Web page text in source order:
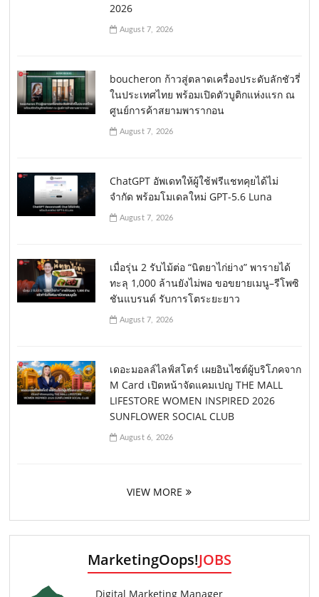
2026
August 7, 2026
boucheron ก้าวสู่ตลาดเครื่องประดับลักชัวรี่
ในประเทศไทย พร้อมเปิดตัวบูติกแห่งแรก ณ
ศูนย์การค้าสยามพารากอน
August 7, 2026
ChatGPT อัพเดทให้ผู้ใช้ฟรีแชทคุยได้ไม่
จำกัด พร้อมโมเดลใหม่ GPT-5.6 Luna
August 7, 2026
เมื่อรุ่น 2 รับไม้ต่อ “นิตยาไก่ย่าง” พารายได้
ทะลุ 1,000 ล้านยังไม่พอ ขอขยายเมนู–รีโพซิ
ชันแบรนด์ รับการโตระยะยาว
August 7, 2026
เดอะมอลล์ไลฟ์สโตร์ เผยอินไซต์ผู้บริโภคจาก
M Card เปิดหน้าจัดแคมเปญ THE MALL
LIFESTORE WOMEN INSPIRED 2026
SUNFLOWER SOCIAL CLUB
August 6, 2026
VIEW MORE
MarketingOops!JOBS
Digital Marketing Manager